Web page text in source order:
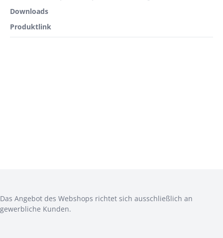
Downloads
Produktlink
Das Angebot des Webshops richtet sich ausschließlich an
gewerbliche Kunden.